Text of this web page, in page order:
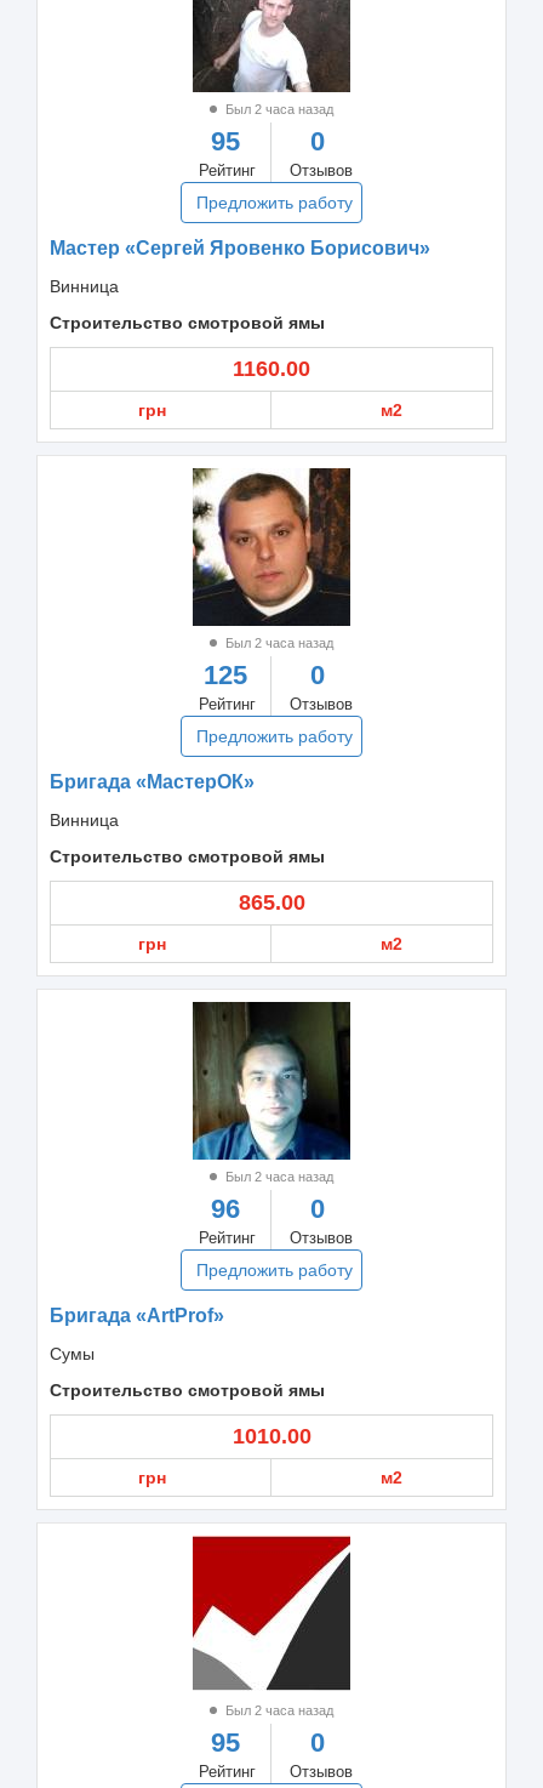
Был 2 часа назад
95
Рейтинг
0
Отзывов
Предложить работу
Мастер «Сергей Яровенко Борисович»
Винница
Строительство смотровой ямы
1160.00
грн м2
Был 2 часа назад
125
Рейтинг
0
Отзывов
Предложить работу
Бригада «МастерОК»
Винница
Строительство смотровой ямы
865.00
грн м2
Был 2 часа назад
96
Рейтинг
0
Отзывов
Предложить работу
Бригада «ArtProf»
Сумы
Строительство смотровой ямы
1010.00
грн м2
Был 2 часа назад
95
Рейтинг
0
Отзывов